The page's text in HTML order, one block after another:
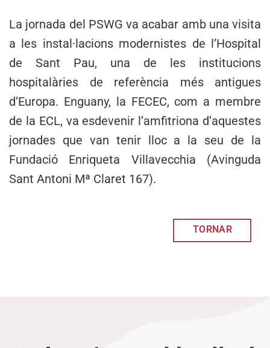
La jornada del PSWG va acabar amb una visita
a les instal·lacions modernistes de l’Hospital
de Sant Pau, una de les institucions
hospitalàries de referència més antigues
d’Europa. Enguany, la FECEC, com a membre
de la ECL, va esdevenir l’amfitriona d’aquestes
jornades que van tenir lloc a la seu de la
Fundació Enriqueta Villavecchia (Avinguda
Sant Antoni Mª Claret 167).
TORNAR